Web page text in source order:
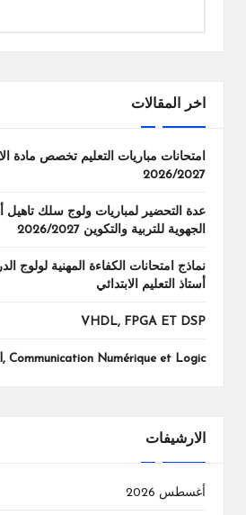
اخر المقالات
امتحانات مباريات التعليم تخصص مادة
2026/2027
عدة التحضير لمباريات ولوج سلك تاهيل
الجهوية للتربية والتكوين 2026/2027
نماذج امتحانات الكفاءة المهنية لولوج
أستاذ التعليم الابتدائي
VHDL, FPGA ET DSP
Communication Numérique et Logic
الارشيفات
أغسطس 2026